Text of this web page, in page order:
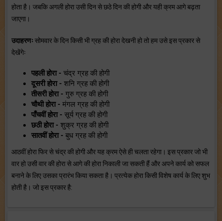
होता है। जबकि अगली होरा उसी दिन से छठे दिन की होगी और यही क्रम आगे बढ़ता
जाएगा।
उदाहरणःसोमवार के दिन किसी भी ग्रह की होरा देखनी हो तो हम उसे इस प्रकार से
देखेंगेः
पहली होरा - चंद्र ग्रह की होगी
दूसरी होरा - शनि ग्रह की होगी
तीसरी होरा - गुरु ग्रह की होगी
चौथी होरा - मंगल ग्रह की होगी
पाँचवीं होरा - सूर्य ग्रह की होगी
छठी होरा - शुक्र ग्रह की होगी
सातवीं होरा - बुध ग्रह की होगी
आठवीं होरा फिर से चंद्र की होगी और यह क्रम ऐसे ही चलता रहेगा। इस प्रकार जो भी
वार हो उसी वार की होरा से आगे की होरा निकाली जा सकती हैं और अपने कार्य को सफल
बनाने के लिए उसका प्रारंभ किया सकता है। प्रत्येक होरा किसी विशेष कार्य के लिए शुभ
होती है। जो इस प्रकार है: